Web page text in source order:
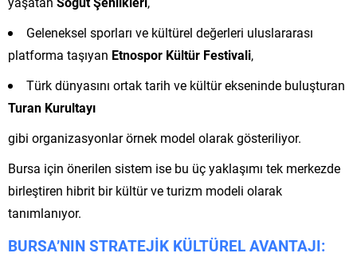
Geleneksel sporları ve kültürel değerleri uluslararası
platforma taşıyan Etnospor Kültür Festivali,
Türk dünyasını ortak tarih ve kültür ekseninde buluşturan
Turan Kurultayı
gibi organizasyonlar örnek model olarak gösteriliyor.
Bursa için önerilen sistem ise bu üç yaklaşımı tek merkezde
birleştiren hibrit bir kültür ve turizm modeli olarak
tanımlanıyor.
BURSA’NIN STRATEJİK KÜLTÜREL AVANTAJI: